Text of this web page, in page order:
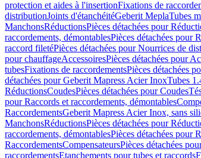
protection et aides à l'insertionFixations de
distributionJoints d'étanchéitéGeberit MeplaTubes
ManchonsRéductionsPièces détachées pour
raccordements, démontablesPièces détachées pour
raccord filetéPièces détachées pour Nourrices de
pour chauffageAccessoiresPièces détachées pour
tubesFixations de raccordementsPièces détachées
détachées pour Geberit Mapress Acier InoxTubes
RéductionsCoudesPièces détachées pour Coudes
pour Raccords et raccordements, démontables
RaccordementsGeberit Mapress Acier Inox, sans
ManchonsRéductionsPièces détachées pour
raccordements, démontablesPièces détachées pour
RaccordementsCompensateursPièces détachées
raccordementsEtanchements pour tubes et raccords